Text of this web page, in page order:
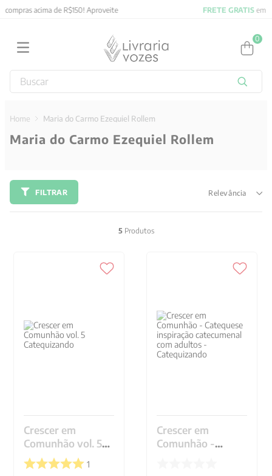
FRETE GRATISem compras acima de R$150! Aproveite
0
Buscar
Maria do Carmo Ezequiel Rollem
Maria do Carmo Ezequiel Rollem
FILTRAR Relevância
5 Produtos
Crescer em
Comunhão vol. 5
Catequizando
1
Crescer em
Comunhão -
1º obras completas carl gustav jung
2º 2027
4º jung
5º byung chul han